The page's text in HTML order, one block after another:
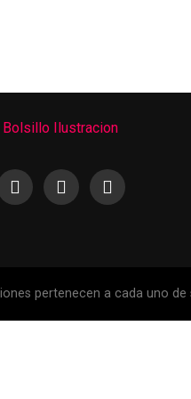
pertenecen a cada uno de